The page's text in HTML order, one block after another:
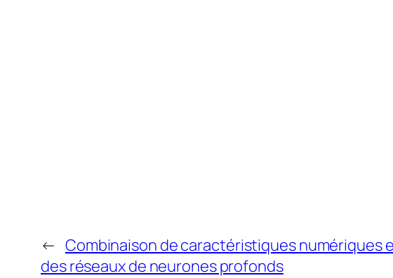
← Combinaison de caractéristiques numériques
des réseaux de neurones profonds